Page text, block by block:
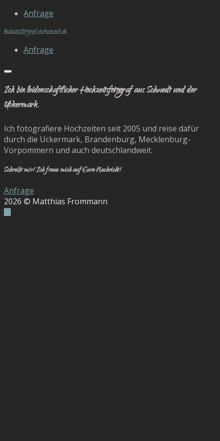
Anfrage
hochzeitsfotograf-uckermark.de
Anfrage
Ich bin leidenschaftlicher Hochzeitsfotograf aus Schwedt und der
Uckermark.
Ich fotografiere Hochzeiten seit 2005 und reise dafür
durch die Uckermark, Brandenburg, Mecklenburg-
Vorpommern und auch deutschlandweit.
Schreibt mir! Ich freue mich auf Eure Nachricht!
Anfrage
2026 © Matthias Frommann